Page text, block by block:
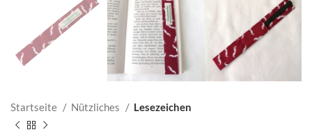
Startseite Nützliches Lesezeichen